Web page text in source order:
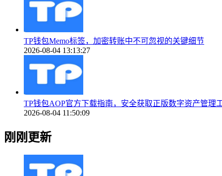
TP钱包Memo标签，加密转账中不可忽视的关键细节
2026-08-04 13:13:27
TP钱包AOP官方下载指南，安全获取正版数字资产管理
2026-08-04 11:50:09
刚刚更新